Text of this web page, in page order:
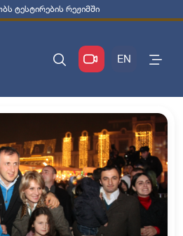
ტესტირების რეჟიმში
EN